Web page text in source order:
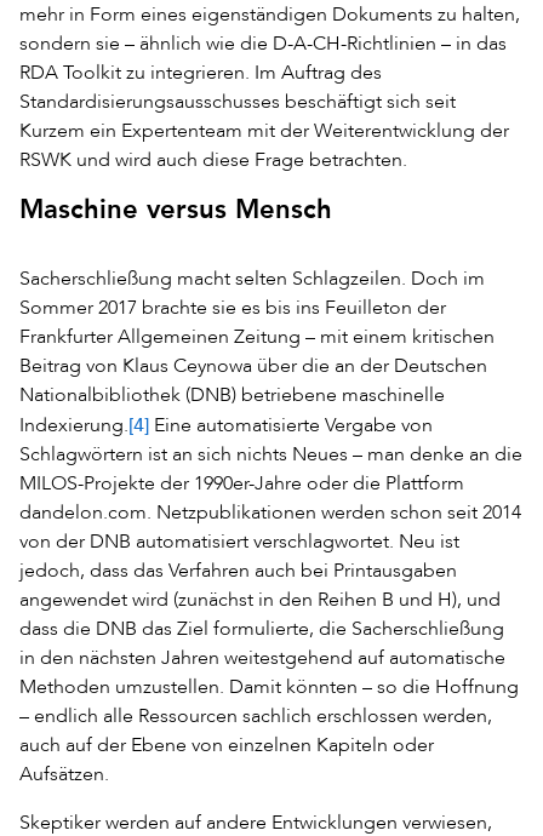
mehr in Form eines eigenständigen Dokuments zu halten,
sondern sie – ähnlich wie die D-A-CH-Richtlinien – in das
RDA Toolkit zu integrieren. Im Auftrag des
Standardisierungsausschusses beschäftigt sich seit
Kurzem ein Expertenteam mit der Weiterentwicklung der
RSWK und wird auch diese Frage betrachten.
Maschine versus Mensch
Sacherschließung macht selten Schlagzeilen. Doch im
Sommer 2017 brachte sie es bis ins Feuilleton der
Frankfurter Allgemeinen Zeitung – mit einem kritischen
Beitrag von Klaus Ceynowa über die an der Deutschen
Nationalbibliothek (DNB) betriebene maschinelle
Indexierung.[4] Eine automatisierte Vergabe von
Schlagwörtern ist an sich nichts Neues – man denke an die
MILOS-Projekte der 1990er-Jahre oder die Plattform
dandelon.com. Netzpublikationen werden schon seit 2014
von der DNB automatisiert verschlagwortet. Neu ist
jedoch, dass das Verfahren auch bei Printausgaben
angewendet wird (zunächst in den Reihen B und H), und
dass die DNB das Ziel formulierte, die Sacherschließung
in den nächsten Jahren weitestgehend auf automatische
Methoden umzustellen. Damit könnten – so die Hoffnung
– endlich alle Ressourcen sachlich erschlossen werden,
auch auf der Ebene von einzelnen Kapiteln oder
Aufsätzen.
Skeptiker werden auf andere Entwicklungen verwiesen,